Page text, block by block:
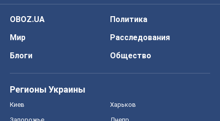
OBOZ.UA
Политика
Мир
Расследования
Блоги
Общество
Регионы Украины
Киев Харьков